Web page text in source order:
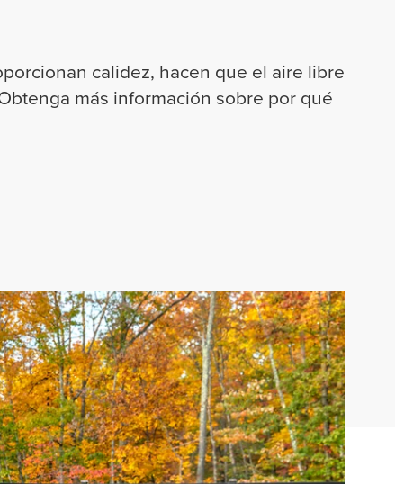
calidez, hacen que el aire libre
más información sobre por qué